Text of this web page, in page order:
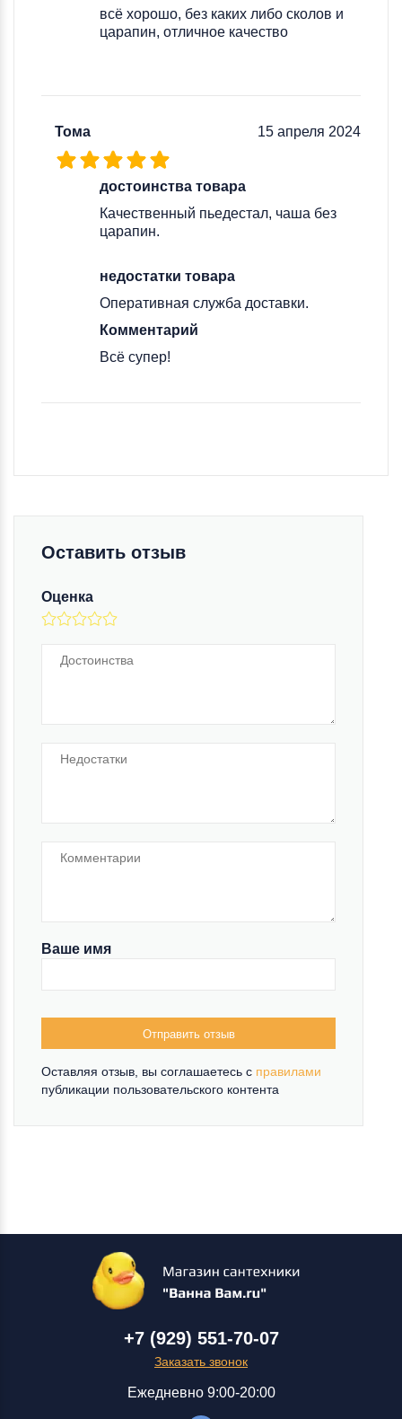
всё хорошо, без каких либо сколов и
царапин, отличное качество
Тома 15 апреля 2024
достоинства товара
Качественный пьедестал, чаша без
царапин.
недостатки товара
Оперативная служба доставки.
Комментарий
Всё супер!
Оставить отзыв
Оценка
Ваше имя
Отправить отзыв
Оставляя отзыв, вы соглашаетесь c правилами
публикации пользовательского контента
+7 (929) 551-70-07
Заказать звонок
Ежедневно 9:00-20:00